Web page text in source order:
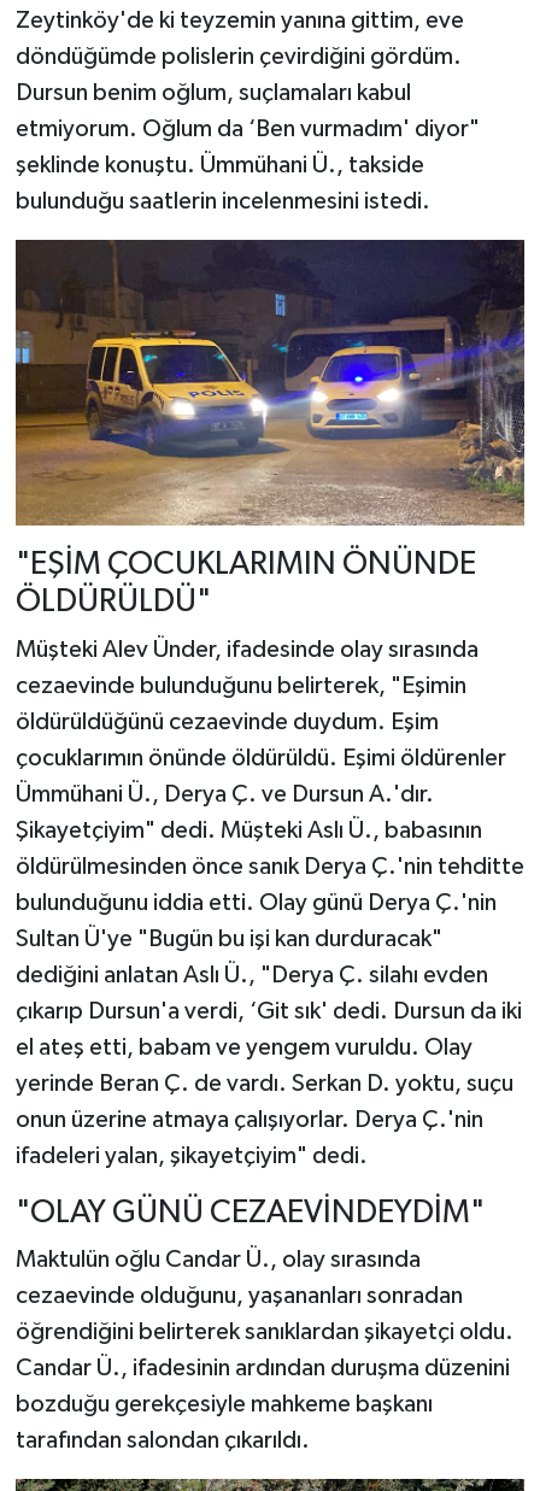
Zeytinköy'de ki teyzemin yanına gittim, eve
döndüğümde polislerin çevirdiğini gördüm.
Dursun benim oğlum, suçlamaları kabul
etmiyorum. Oğlum da ‘Ben vurmadım' diyor"
şeklinde konuştu. Ümmühani Ü., takside
bulunduğu saatlerin incelenmesini istedi.
"EŞİM ÇOCUKLARIMIN ÖNÜNDE
ÖLDÜRÜLDÜ"
Müşteki Alev Ünder, ifadesinde olay sırasında
cezaevinde bulunduğunu belirterek, "Eşimin
öldürüldüğünü cezaevinde duydum. Eşim
çocuklarımın önünde öldürüldü. Eşimi öldürenler
Ümmühani Ü., Derya Ç. ve Dursun A.'dır.
Şikayetçiyim" dedi. Müşteki Aslı Ü., babasının
öldürülmesinden önce sanık Derya Ç.'nin tehditte
bulunduğunu iddia etti. Olay günü Derya Ç.'nin
Sultan Ü'ye "Bugün bu işi kan durduracak"
dediğini anlatan Aslı Ü., "Derya Ç. silahı evden
çıkarıp Dursun'a verdi, ‘Git sık' dedi. Dursun da iki
el ateş etti, babam ve yengem vuruldu. Olay
yerinde Beran Ç. de vardı. Serkan D. yoktu, suçu
onun üzerine atmaya çalışıyorlar. Derya Ç.'nin
ifadeleri yalan, şikayetçiyim" dedi.
"OLAY GÜNÜ CEZAEVİNDEYDİM"
Maktulün oğlu Candar Ü., olay sırasında
cezaevinde olduğunu, yaşananları sonradan
öğrendiğini belirterek sanıklardan şikayetçi oldu.
Candar Ü., ifadesinin ardından duruşma düzenini
bozduğu gerekçesiyle mahkeme başkanı
tarafından salondan çıkarıldı.